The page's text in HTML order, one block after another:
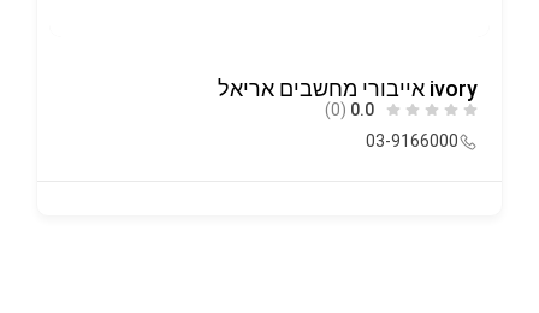
ivory אייבורי מחשבים אריאל
0.0
(0)
03-9166000